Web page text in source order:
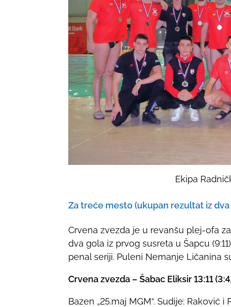
Ekipa
Za treće mesto (ukupan rezultat iz
Crvena zvezda je u revanšu plej-ofa
dva gola iz prvog susreta u Šapcu
penal seriji. Puleni Nemanje Ličanina
Crvena zvezda – Šabac Eliksir 13:11
Bazen „25.maj MGM“. Sudije: Raković